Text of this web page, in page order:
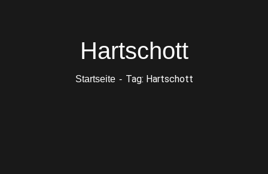
Hartschott
Startseite Tag: Hartschott